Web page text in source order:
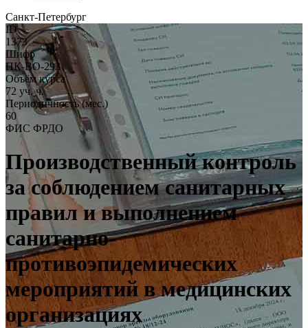
Санкт-Петербург
ID
1373
Шифр
ПК-ВО-293
Объём курса
72 уч. ч.
Периодичность (мес.)
60
ФИС ФРДО
Производственный контроль
за соблюдением санитарных
правил и выполнением
санитарно-
противоэпидемических
мероприятий в медицинских
организациях